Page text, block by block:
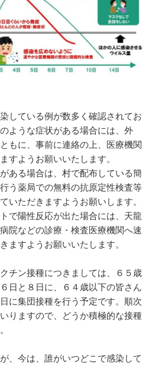
している例が数多く確認されてお
ような症状がある場合には、外
もに、事前に連絡の上、医療機関
すようお願いいたします。
ある場合は、村で配布している簡
う薬局での無料の抗原定性検査等
いただきますようお願いします。
で陽性反応が出た場合には、天龍
院などの診療・検査医療機関へ速
ますようお願いいたします。
チン接種につきましては、６５歳
日と８日に、６４歳以下の皆さん
に集団接種を行う予定です。順次
りますので、どうか積極的な接種
、今は、誰がいつどこで感染して